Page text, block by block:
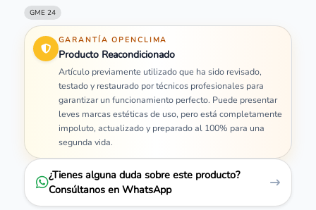
GME 24
GARANTÍA OPENCLIMA
Producto Reacondicionado
Artículo previamente utilizado que ha sido revisado,
testado y restaurado por técnicos profesionales para
garantizar un funcionamiento perfecto. Puede presentar
leves marcas estéticas de uso, pero está completamente
impoluto, actualizado y preparado al 100% para una
segunda vida.
¿Tienes alguna duda sobre este producto?
Consúltanos en WhatsApp